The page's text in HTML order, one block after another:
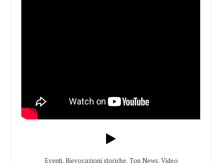
Eventi,Rievocazioni storiche,Top News,Video